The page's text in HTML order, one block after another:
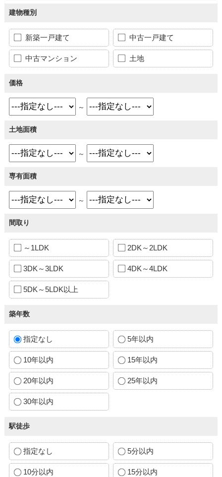
建物種別
新築一戸建て 中古一戸建て
中古マンション 土地
価格
～
土地面積
～
専有面積
～
間取り
～1LDK 2DK～2LDK
3DK～3LDK 4DK～4LDK
5DK～5LDK以上
築年数
指定なし 5年以内
10年以内 15年以内
20年以内 25年以内
30年以内
駅徒歩
指定なし 5分以内
10分以内 15分以内